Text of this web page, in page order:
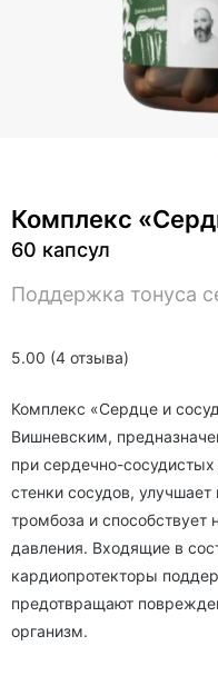
5.00 (4 отзыва)
Комплекс
60 капсул
Поддержка тонуса
Комплекс «Сердце и
Вишневским,
при сердечно-
стенки сосудов,
тромбоза и способствует
давления. Входящие в
кардиопротекторы
предотвращают
организм.